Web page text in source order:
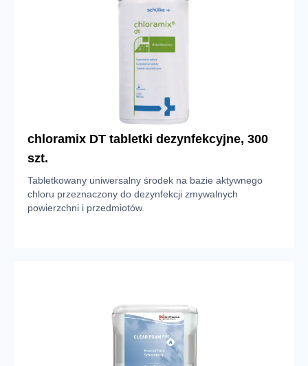
chloramix DT tabletki dezynfekcyjne, 300
szt.
Tabletkowany uniwersalny środek na bazie aktywnego
chloru przeznaczony do dezynfekcji zmywalnych
powierzchni i przedmiotów.